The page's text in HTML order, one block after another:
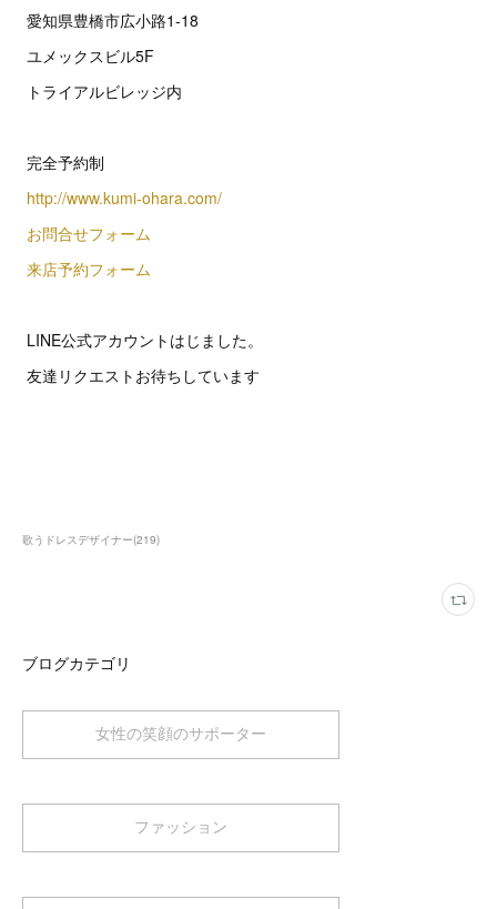
愛知県豊橋市広小路1-18
ユメックスビル5F
トライアルビレッジ内
完全予約制
http://www.kumi-ohara.com/
お問合せフォーム
来店予約フォーム
LINE公式アカウントはじました。
友達リクエストお待ちしています
歌うドレスデザイナー(219)
ブログカテゴリ
女性の笑顔のサポーター
ファッション